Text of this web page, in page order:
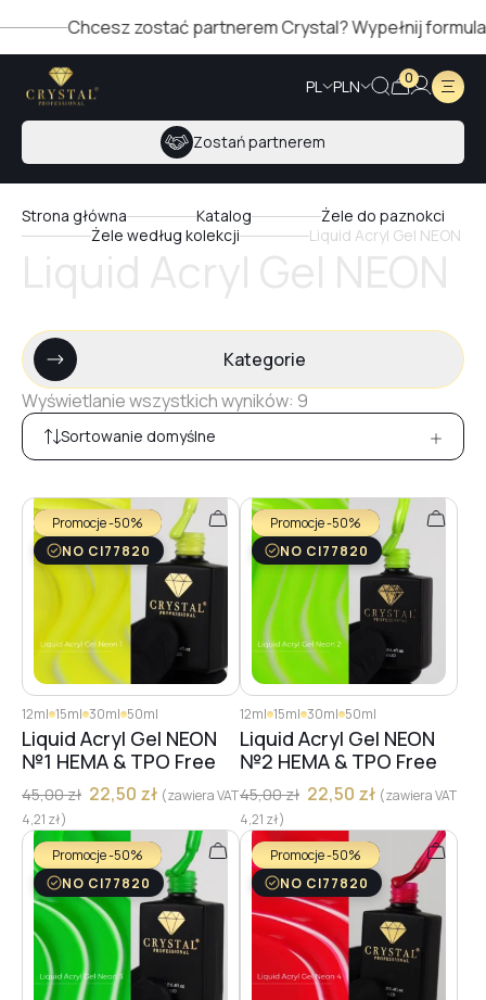
Chcesz zostać partnerem Crystal? Wypełnij formularz
PL PLN 0
Zostań partnerem
Strona główna Katalog
Żele do paznokci
Żele według kolekcji
Liquid Acryl Gel NEON
Kategorie
Wyświetlanie wszystkich wyników: 9
Sortowanie domyślne
Promocje -50%
NO CI77820
12ml 15ml 30ml 50ml
Liquid Acryl Gel NEON
№1 HEMA & TPO Free
45,00zł 22,50 zł (zawiera VAT
4,21 zł)
Promocje -50%
NO CI77820
12ml 15ml 30ml 50ml
Liquid Acryl Gel NEON
№2 HEMA & TPO Free
45,00zł 22,50 zł (zawiera VAT
4,21 zł)
Promocje -50%
NO CI77820
Promocje -50%
NO CI77820